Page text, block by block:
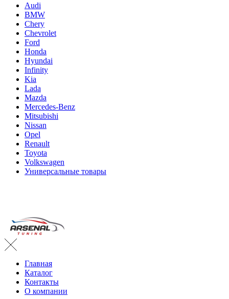
Audi
BMW
Chery
Chevrolet
Ford
Honda
Hyundai
Infinity
Kia
Lada
Mazda
Mercedes-Benz
Mitsubishi
Nissan
Opel
Renault
Toyota
Volkswagen
Универсальные товары
Главная
Каталог
Контакты
О компании